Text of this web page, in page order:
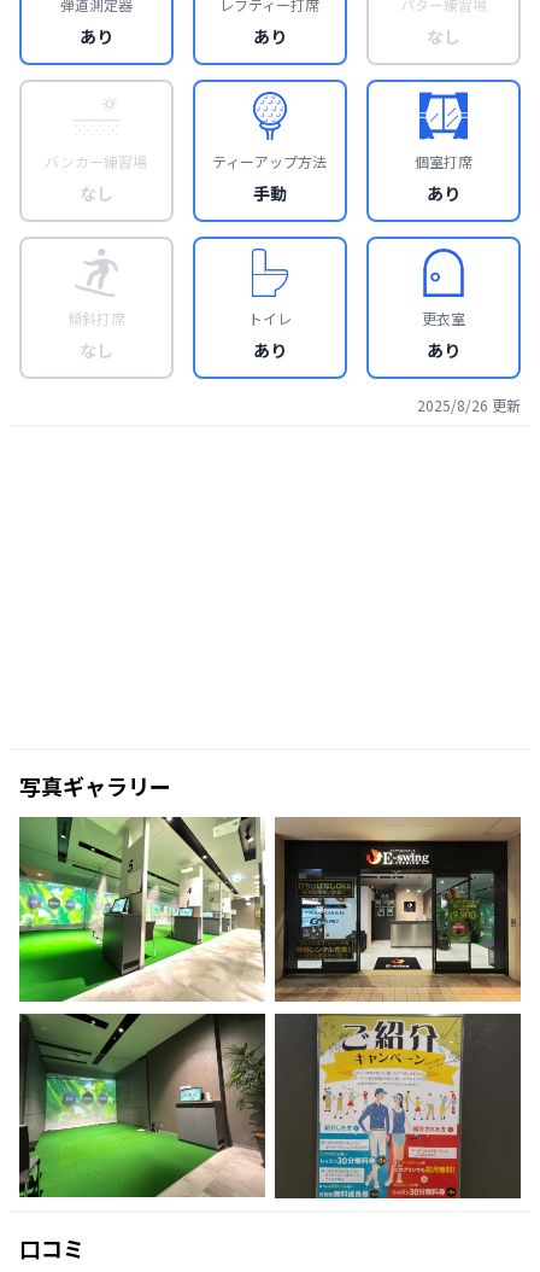
あり あり なし
バンカー練習場
なし
ティーアップ方法
手動
個室打席
あり
傾斜打席
なし
トイレ
あり
更衣室
あり
2025/8/26 更新
写真ギャラリー
口コミ